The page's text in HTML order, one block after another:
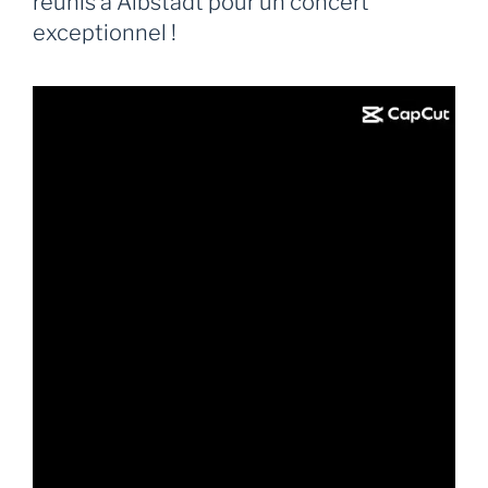
exceptionnel !